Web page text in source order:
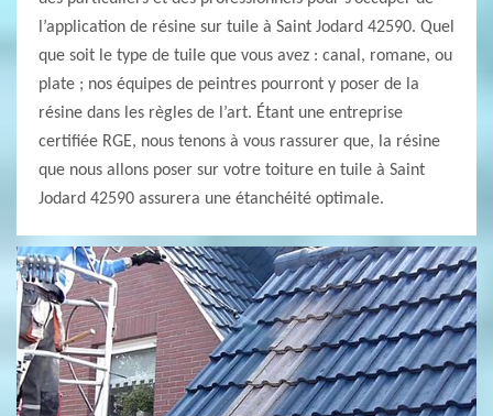
l’application de résine sur tuile à Saint Jodard 42590. Quel
que soit le type de tuile que vous avez : canal, romane, ou
plate ; nos équipes de peintres pourront y poser de la
résine dans les règles de l’art. Étant une entreprise
certifiée RGE, nous tenons à vous rassurer que, la résine
que nous allons poser sur votre toiture en tuile à Saint
Jodard 42590 assurera une étanchéité optimale.